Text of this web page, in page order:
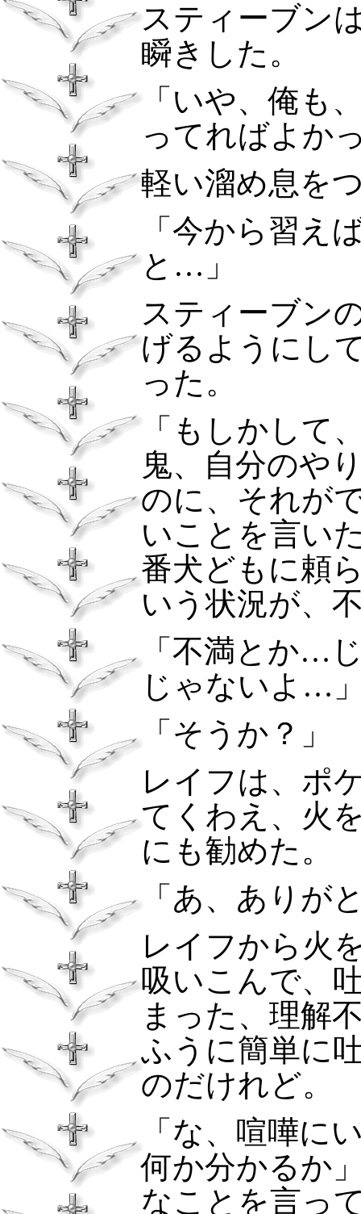
スティーブン
瞬きした。
「いや、俺も
ってればよか
軽い溜め息を
「今から習
と…」
スティーブン
げるようにし
った。
「もしかして
鬼、自分のや
のに、それが
いことを言い
番犬どもに頼
いう状況が、
「不満とか…
じゃないよ…
「そうか？」
レイフは、ポ
てくわえ、火
にも勧めた。
「あ、ありが
レイフから火
吸いこんで、
まった、理解
ふうに簡単に
のだけれど。
「な、喧嘩に
何か分かるか
なことを言っ